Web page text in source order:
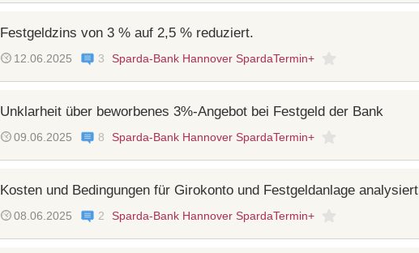
Festgeldzins von 3 % auf 2,5 % reduziert.
12.06.2025 3 Sparda-Bank Hannover SpardaTermin+
Unklarheit über beworbenes 3%-Angebot bei Festgeld der Bank
09.06.2025 8 Sparda-Bank Hannover SpardaTermin+
Kosten und Bedingungen für Girokonto und Festgeldanlage analysiert
08.06.2025 2 Sparda-Bank Hannover SpardaTermin+